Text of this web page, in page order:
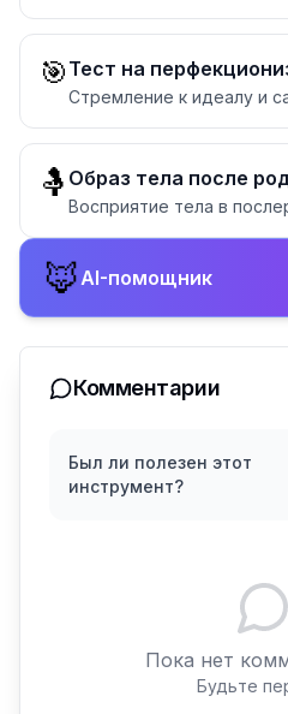
🎯 Тест на
Стремление к идеалу и
🤱 Образ тела после
Восприятие тела в
🦊AI-помощник
Комментарии
Был ли полезен этот
инструмент?
Пока нет
Будьте